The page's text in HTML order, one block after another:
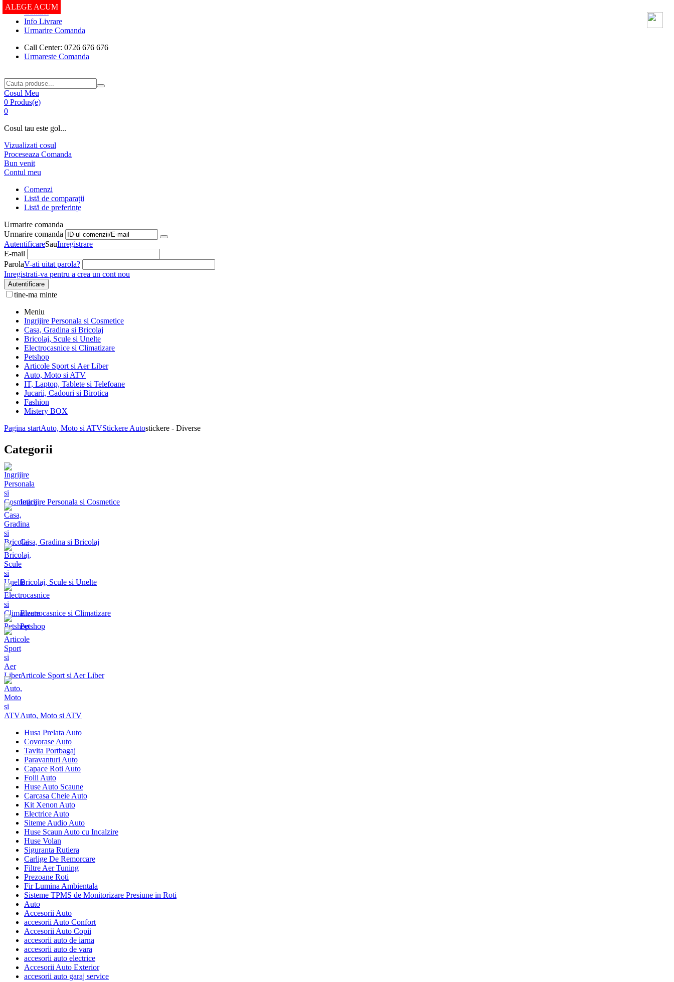
Contact
Info Livrare
Urmarire Comanda
Call Center: 0726 676 676
Urmareste Comanda
Cosul Meu
0 Produs(e)
0
Cosul tau este gol...
Vizualizati cosul
Proceseaza Comanda
Bun venit
Contul meu
Comenzi
Listă de comparații
Listă de preferințe
Urmarire comanda
Urmarire comanda
AutentificareSauInregistrare
E-mail
ParolaV-ati uitat parola?
Inregistrati-va pentru a crea un cont nou
Autentificare
tine-ma minte
Meniu
Ingrijire Personala si Cosmetice
Casa, Gradina si Bricolaj
Bricolaj, Scule si Unelte
Electrocasnice si Climatizare
Petshop
Articole Sport si Aer Liber
Auto, Moto si ATV
IT, Laptop, Tablete si Telefoane
Jucarii, Cadouri si Birotica
Fashion
Mistery BOX
Pagina startAuto, Moto si ATVStickere Autostickere - Diverse
Categorii
Ingrijire Personala si Cosmetice
Casa, Gradina si Bricolaj
Bricolaj, Scule si Unelte
Electrocasnice si Climatizare
Petshop
Articole Sport si Aer Liber
Auto, Moto si ATV
Husa Prelata Auto
Covorase Auto
Tavita Portbagaj
Paravanturi Auto
Capace Roti Auto
Folii Auto
Huse Auto Scaune
Carcasa Cheie Auto
Kit Xenon Auto
Electrice Auto
Siteme Audio Auto
Huse Scaun Auto cu Incalzire
Huse Volan
Siguranta Rutiera
Carlige De Remorcare
Filtre Aer Tuning
Prezoane Roti
Fir Lumina Ambientala
Sisteme TPMS de Monitorizare Presiune in Roti
Auto
Accesorii Auto
accesorii Auto Confort
Accesorii Auto Copii
accesorii auto de iarna
accesorii auto de vara
accesorii auto electrice
Accesorii Auto Exterior
accesorii auto garaj service
ALEGE ACUM